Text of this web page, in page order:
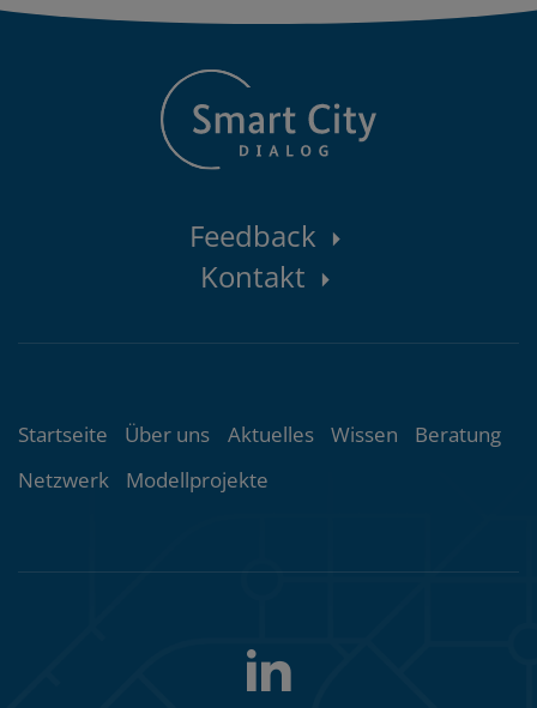
Kontaktbereich
Feedback
Kontakt
Themenübersicht
Startseite Über uns Aktuelles Wissen
Beratung
Netzwerk
Modellprojekte
Folgen
LinkedIn